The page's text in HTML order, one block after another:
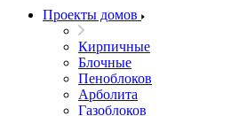
Проекты домов
Кирпичные
Блочные
Пеноблоков
Арболита
Газоблоков